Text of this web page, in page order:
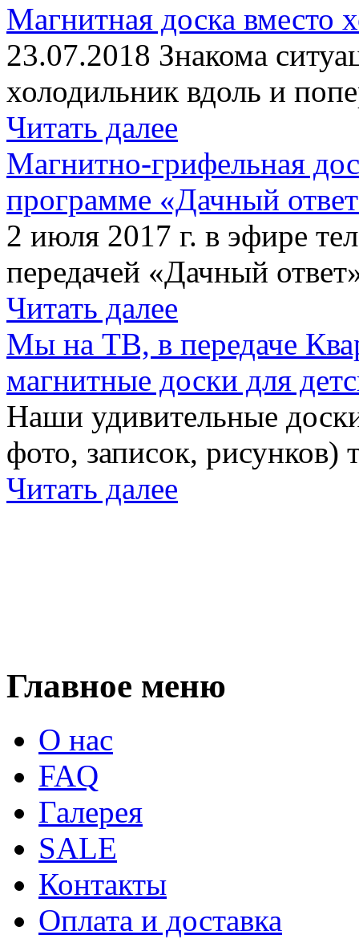
Магнитная доска вместо
23.07.2018 Знакома
холодильник вдоль и
Читать далее
Магнитно-грифельная
программе «Дачный
2 июля 2017 г. в эфире
передачей «Дачный
Читать далее
Мы на ТВ, в передаче
магнитные доски для
Наши удивительные
фото, записок,
Читать далее
Главное меню
О нас
FAQ
Галерея
SALE
Контакты
Оплата и доставка